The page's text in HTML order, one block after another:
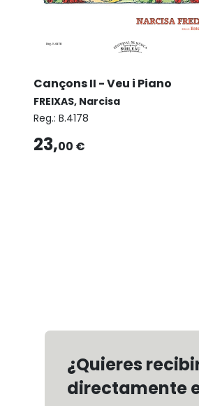
Cançons II - Veu i Piano
FREIXAS, Narcisa
Reg.: B.4178
23,00 €
¿Quieres
directamente